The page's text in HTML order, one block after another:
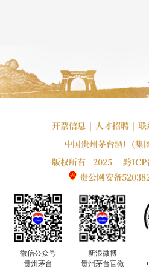
开票信息 | 人才招聘 | 联
中国贵州茅台酒厂(集
版权所有 2025
黔ICP
贵公网安备
微信公众号
贵州茅台
新浪微博
贵州茅台官微